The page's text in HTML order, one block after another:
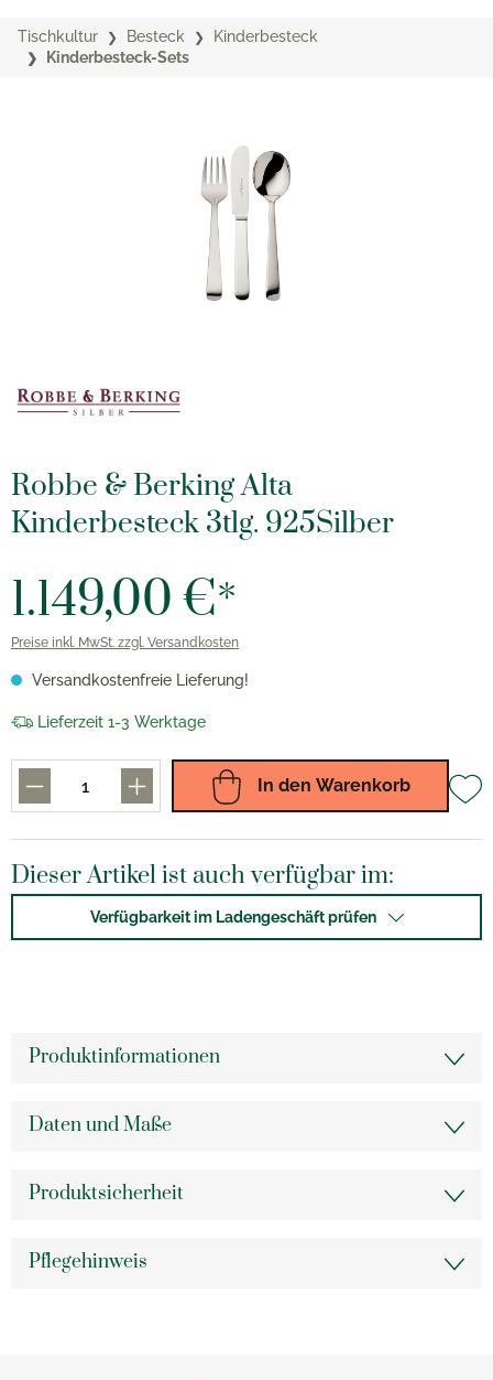
Tischkultur Besteck
Kinderbesteck
Kinderbesteck-Sets
Robbe & Berking Alta
Kinderbesteck 3tlg. 925Silber
1.149,00 €*
Preise inkl. MwSt. zzgl. Versandkosten
Versandkostenfreie Lieferung!
Lieferzeit 1-3 Werktage
In den Warenkorb
Dieser Artikel ist auch verfügbar im:
Verfügbarkeit im Ladengeschäft prüfen
Produktinformationen
Daten und Maße
Produktsicherheit
Pflegehinweis